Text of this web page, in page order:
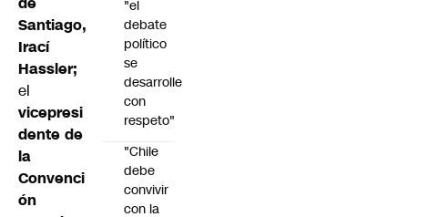
Santiago,
Irací
Hassler;
el
vicepresi
dente de
la
Convenci
ón
"el
debate
político
se
desarrolle
con
respeto"
"Chile
debe
convivir
con la